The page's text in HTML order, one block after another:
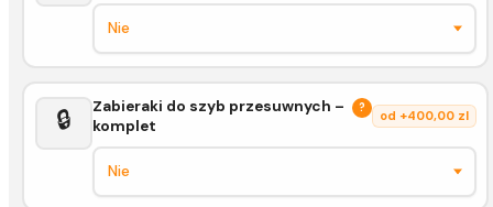
🔒
Zabieraki do szyb przesuwnych –
komplet
?
od +400,00 zl